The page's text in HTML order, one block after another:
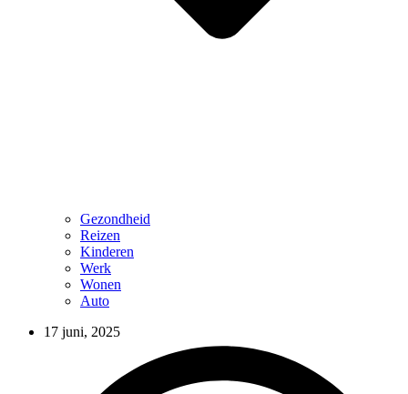
Gezondheid
Reizen
Kinderen
Werk
Wonen
Auto
17 juni, 2025